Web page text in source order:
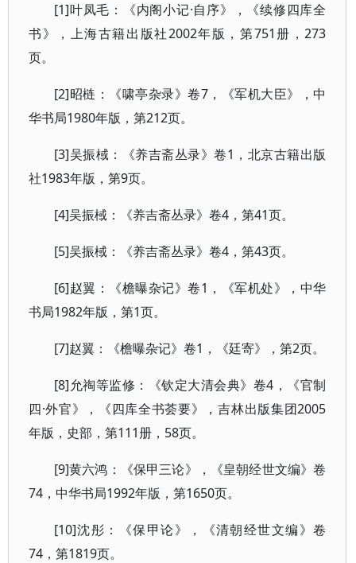
[1]叶凤毛：《内阁小记·自序》，《续修四库全
书》，上海古籍出版社2002年版，第751册，273
页。
[2]昭梿：《啸亭杂录》卷7，《军机大臣》，中
华书局1980年版，第212页。
[3]吴振棫：《养吉斋丛录》卷1，北京古籍出版
社1983年版，第9页。
[4]吴振棫：《养吉斋丛录》卷4，第41页。
[5]吴振棫：《养吉斋丛录》卷4，第43页。
[6]赵翼：《檐曝杂记》卷1，《军机处》，中华
书局1982年版，第1页。
[7]赵翼：《檐曝杂记》卷1，《廷寄》，第2页。
[8]允祹等监修：《钦定大清会典》卷4，《官制
四·外官》，《四库全书荟要》，吉林出版集团2005
年版，史部，第111册，58页。
[9]黄六鸿：《保甲三论》，《皇朝经世文编》卷
74，中华书局1992年版，第1650页。
[10]沈彤：《保甲论》，《清朝经世文编》卷
74，第1819页。